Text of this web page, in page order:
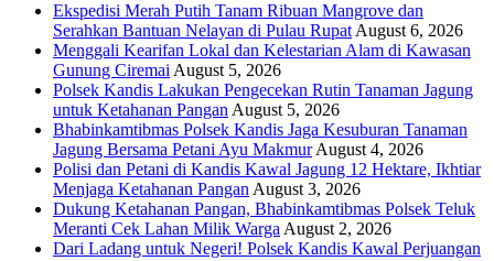
Ekspedisi Merah Putih Tanam Ribuan Mangrove dan
Serahkan Bantuan Nelayan di Pulau Rupat August 6, 2026
Menggali Kearifan Lokal dan Kelestarian Alam di Kawasan
Gunung Ciremai August 5, 2026
Polsek Kandis Lakukan Pengecekan Rutin Tanaman Jagung
untuk Ketahanan Pangan August 5, 2026
Bhabinkamtibmas Polsek Kandis Jaga Kesuburan Tanaman
Jagung Bersama Petani Ayu Makmur August 4, 2026
Polisi dan Petani di Kandis Kawal Jagung 12 Hektare, Ikhtiar
Menjaga Ketahanan Pangan August 3, 2026
Dukung Ketahanan Pangan, Bhabinkamtibmas Polsek Teluk
Meranti Cek Lahan Milik Warga August 2, 2026
Dari Ladang untuk Negeri! Polsek Kandis Kawal Perjuangan